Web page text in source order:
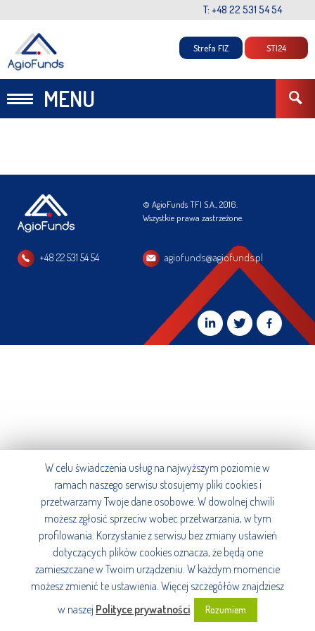
T: +48 22 531 54 54
MENU
Strefa FIZ STI24
© AgioFunds TFI S.A., 2016.
Wszystkie prawa zastrzeżone.
+48 22 531 54 54 agiofunds@agiofunds.pl
W celu świadczenia usług na najwyższym poziomie w
ramach naszego serwisu stosujemy pliki cookies i
przetwarzamy Twoje dane osobowe. W dowolnej chwili
możesz zgłosić sprzeciw wobec przetwarzania, w tym
profilowania. Korzystanie z serwisu bez zmiany ustawień
dotyczących plików cookies oznacza, że będą one
zamieszczane w Twoim urządzeniu. W każdym momencie
możesz zmienić te ustawienia. Więcej szczegółów znajdziesz
w naszej Polityce prywatności. Rozumiem